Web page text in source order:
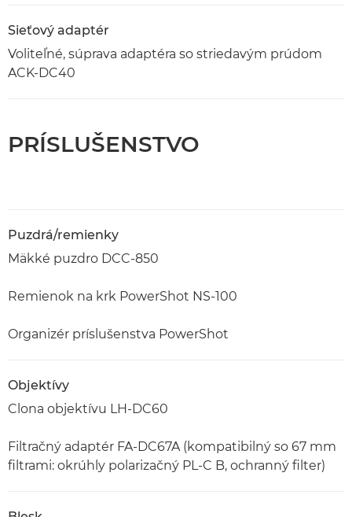
Sieťový adaptér
Voliteľné, súprava adaptéra so striedavým prúdom
ACK-DC40
PRÍSLUŠENSTVO
Puzdrá/remienky
Mäkké puzdro DCC-850
Remienok na krk PowerShot NS-100
Organizér príslušenstva PowerShot
Objektívy
Clona objektívu LH-DC60
Filtračný adaptér FA-DC67A (kompatibilný so 67 mm
filtrami: okrúhly polarizačný PL-C B, ochranný filter)